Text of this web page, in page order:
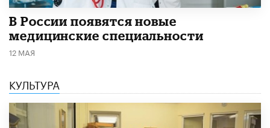
В России появятся новые
медицинские специальности
12 МАЯ
КУЛЬТУРА